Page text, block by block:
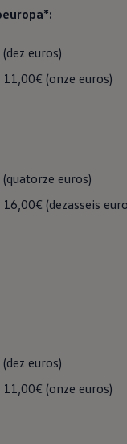
euros)
(onze euros)
euros)
(dezasseis
euros)
(onze euros)